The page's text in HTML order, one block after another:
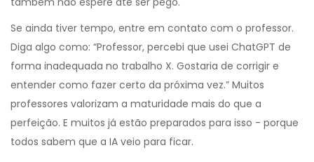
Se ainda tiver tempo, entre em contato com o professor.
Diga algo como: “Professor, percebi que usei ChatGPT de
forma inadequada no trabalho X. Gostaria de corrigir e
entender como fazer certo da próxima vez.” Muitos
professores valorizam a maturidade mais do que a
perfeição. E muitos já estão preparados para isso - porque
todos sabem que a IA veio para ficar.